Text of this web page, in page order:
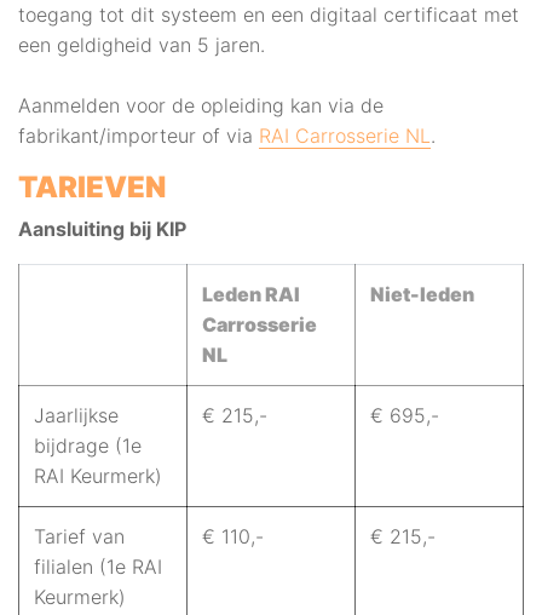
toegang tot dit systeem en een digitaal certificaat met
een geldigheid van 5 jaren.
Aanmelden voor de opleiding kan via de
fabrikant/importeur of via RAI Carrosserie NL.
TARIEVEN
Aansluiting bij KIP
Leden RAI
Carrosserie
NL
Niet-leden
Jaarlijkse
bijdrage (1e
RAI Keurmerk)
€ 215,- € 695,-
Tarief van
filialen (1e RAI
Keurmerk)
€ 110,- € 215,-